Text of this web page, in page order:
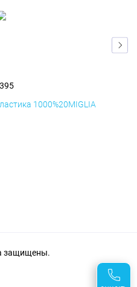
1000%20MIGLIA
защищены.